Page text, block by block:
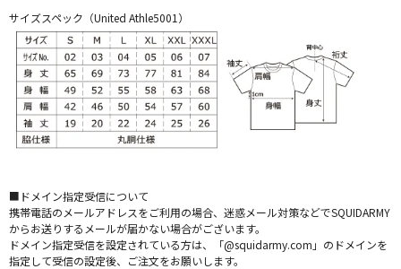
サイズスペック（United Athle5001）
■ドメイン指定受信について
携帯電話のメールアドレスをご利用の場合、迷惑メール対策などでSQUIDARMY
からお送りするメールが届かない場合がございます。
ドメイン指定受信を設定されている方は、「@squidarmy.com」のドメインを
指定して受信の設定後、ご注文をお願いします。